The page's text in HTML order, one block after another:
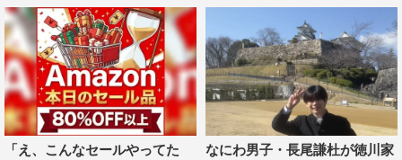
「え、こんなセールやってた
なにわ男子・長尾謙杜が徳川家